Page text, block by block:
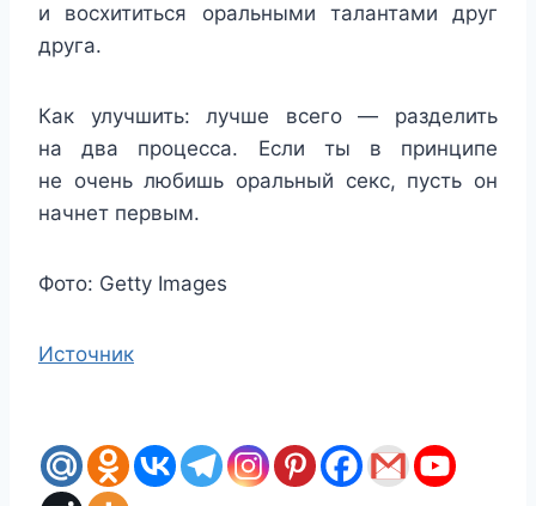
и восхититься оральными талантами друг
друга.
Как улучшить: лучше всего — разделить
на два процесса. Если ты в принципе
не очень любишь оральный секс, пусть он
начнет первым.
Фото: Getty Images
Источник